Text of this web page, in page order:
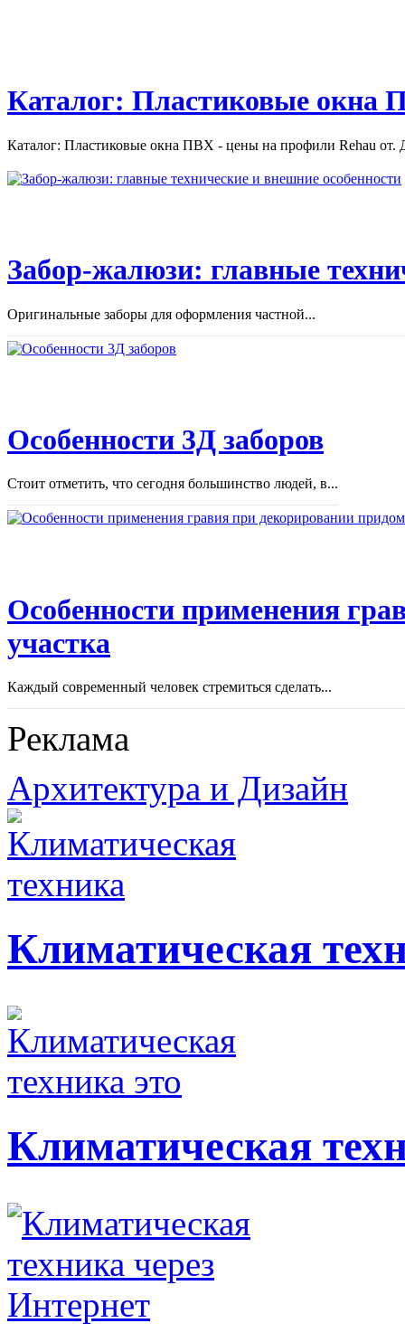
Каталог: Пластиковые окна
Каталог: Пластиковые окна ПВХ - цены на профили Rehau от.
Забор-жалюзи: главные
Оригинальные заборы для оформления частной...
Особенности 3Д заборов
Стоит отметить, что сегодня большинство людей, в...
Особенности применения
участка
Каждый современный человек стремиться сделать...
Реклама
Архитектура и Дизайн
Климатическая
Климатическая